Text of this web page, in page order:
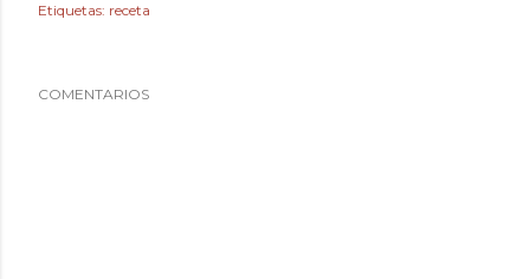
Etiquetas: receta
COMENTARIOS